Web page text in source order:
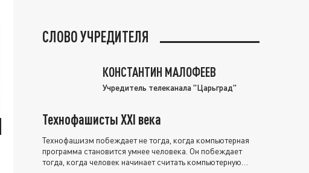
СЛОВО УЧРЕДИТЕЛЯ
КОНСТАНТИН МАЛОФЕЕВ
Учредитель телеканала "Царьград"
Технофашисты XXI века
Технофашизм побеждает не тогда, когда компьютерная
программа становится умнее человека. Он побеждает
тогда, когда человек начинает считать компьютерную